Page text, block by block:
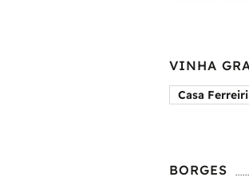
VINHA
Casa
BORGES